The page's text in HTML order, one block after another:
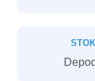
STOK